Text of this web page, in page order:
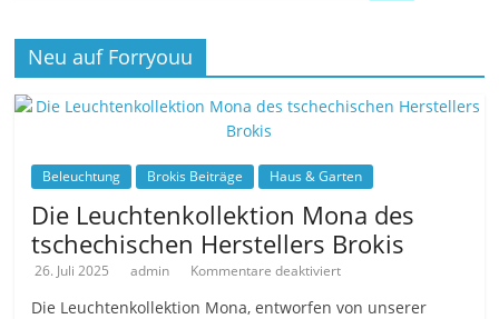
Neu auf Forryouu
Beleuchtung Brokis Beiträge Haus & Garten
Die Leuchtenkollektion Mona des
tschechischen Herstellers Brokis
26. Juli 2025 admin Kommentare deaktiviert
Die Leuchtenkollektion Mona, entworfen von unserer